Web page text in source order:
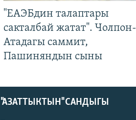
"ЕАЭБдин талаптары
сакталбай жатат". Чолпон-
Атадагы саммит,
Пашиняндын сыны
"АЗАТТЫКТЫН" САНДЫГЫ